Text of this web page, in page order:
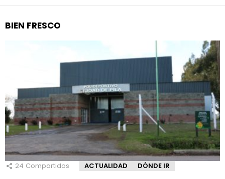
BIEN FRESCO
24 Compartidos ACTUALIDAD DÓNDE IR